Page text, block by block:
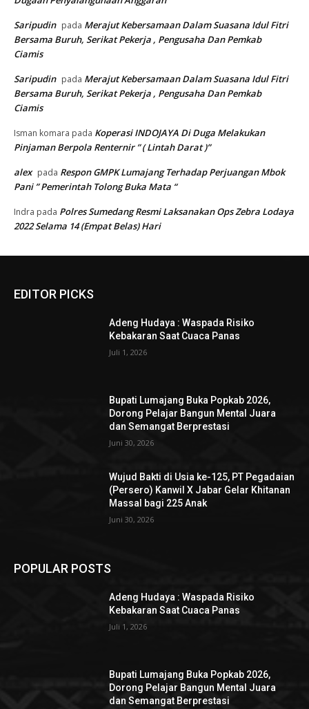
Saripudin pada Merajut Kebersamaan Dalam Suasana Idul Fitri
Bersama Buruh, Serikat Pekerja , Pengusaha Dan Pemkab
Ciamis
Saripudin pada Merajut Kebersamaan Dalam Suasana Idul Fitri
Bersama Buruh, Serikat Pekerja , Pengusaha Dan Pemkab
Ciamis
Isman komara pada Koperasi INDOJAYA Di Duga Melakukan
Pinjaman Berpola Renternir ” ( Lintah Darat )”
alex pada Respon GMPK Lumajang Terhadap Perjuangan Mbok
Pani ” Pemerintah Tolong Buka Mata “
Indra pada Polres Sumedang Resmi Laksanakan Ops Zebra Lodaya
2022 Selama 14 (Empat Belas) Hari
EDITOR PICKS
Adeng Hudaya : Waspada Risiko
Kebakaran Saat Cuaca Panas
Juli 1, 2026
Bupati Lumajang Buka Popkab 2026,
Dorong Pelajar Bangun Mental Juara
dan Semangat Berprestasi
Juni 30, 2026
Wujud Bakti di Usia ke-125, PT Pegadaian
(Persero) Kanwil X Jabar Gelar Khitanan
Massal bagi 225 Anak
Juni 30, 2026
POPULAR POSTS
Adeng Hudaya : Waspada Risiko
Kebakaran Saat Cuaca Panas
Juli 1, 2026
Bupati Lumajang Buka Popkab 2026,
Dorong Pelajar Bangun Mental Juara
dan Semangat Berprestasi